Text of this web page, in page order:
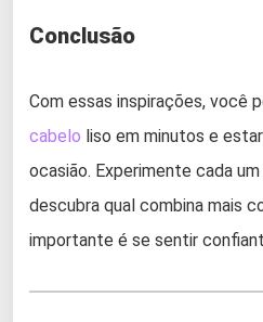
Conclusão
Com essas inspirações, você
cabelo liso em minutos e
ocasião. Experimente cada
descubra qual combina mais
importante é se sentir